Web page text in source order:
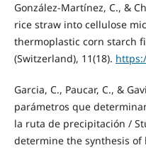
González-Martínez, C., &
rice straw into cellulose
thermoplastic corn starch
(Switzerland), 11(18).
Garcia, C., Paucar, C., &
parámetros que
la ruta de precipitación /
determine the synthesis